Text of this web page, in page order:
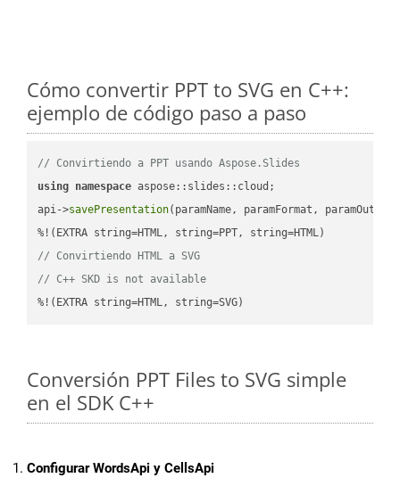
Cómo convertir PPT to SVG en C++:
ejemplo de código paso a paso
// Convirtiendo a PPT usando Aspose.Slides
using namespace aspose::slides::cloud;
api->savePresentation(paramName, paramFormat,
// Convirtiendo HTML a SVG
// C++ SKD is not available
%!(EXTRA string=HTML, string=SVG)
Conversión PPT Files to SVG simple
en el SDK C++
Configurar WordsApi y CellsApi